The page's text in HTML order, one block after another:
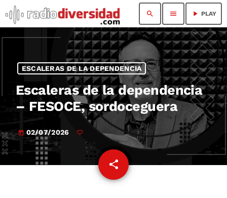
search menu play_arrow PLAY
ESCALERAS DE LA DEPENDENCIA
Escaleras de la dependencia
– FESOCE, sordoceguera
today 02/07/2026
share
email